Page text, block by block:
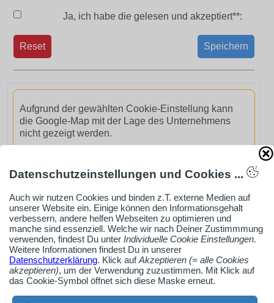
Ja, ich habe die gelesen und akzeptiert**:
Speichern
Reset
Aufgrund der gewählten Cookie-Einstellung kann
die Google-Map mit der Lage des Unternehmens
nicht gezeigt werden.
AdSense smARTe inArticle-Anzeige aktivieren
Ob Solo-Selbsständiger, Handwerksbetrieb oder
Industrieunternehmen
Datenschutzeinstellungen und Cookies ...
Auch wir nutzen Cookies und binden z.T. externe Medien auf
unserer Website ein. Einige können den Informationsgehalt
verbessern, andere helfen Webseiten zu optimieren und
manche sind essenziell. Welche wir nach Deiner Zustimmmung
verwenden, findest Du unter Individuelle Cookie Einstellungen.
Weitere Informationen findest Du in unserer
Datenschutzerklärung. Klick aufAkzeptieren (= alle Cookies
akzeptieren), um der Verwendung zuzustimmen. Mit Klick auf
das Cookie-Symbol öffnet sich diese Maske erneut.